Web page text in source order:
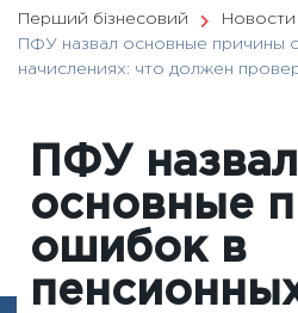
Перший бізнесовий Новости
ПФУ назвал основные причины
начислениях: что должен
ПФУ назвал
основные
ошибок в